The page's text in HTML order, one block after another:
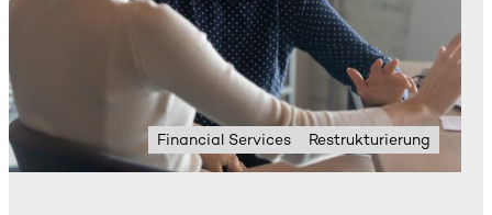
Financial Services Restrukturierung